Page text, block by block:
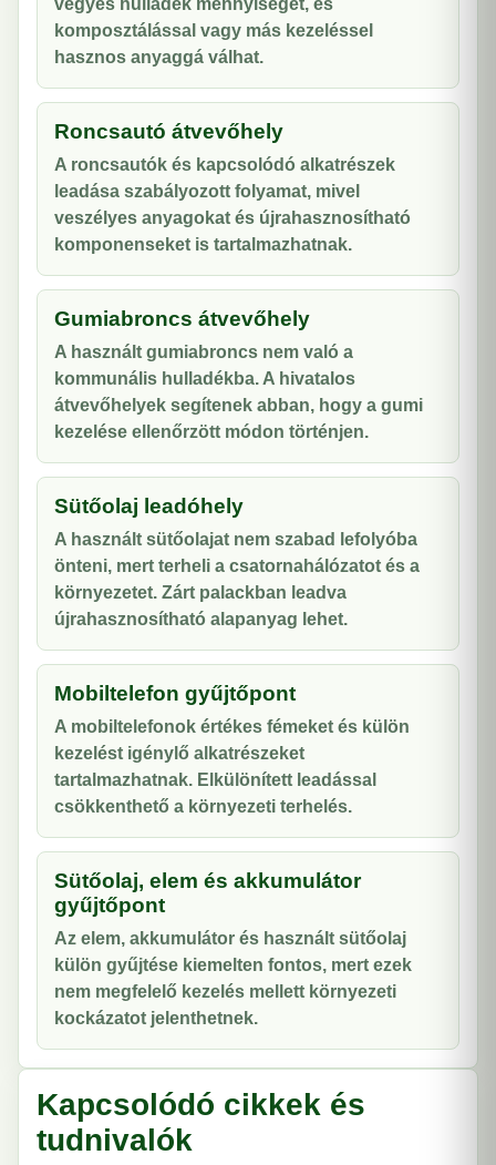
vegyes hulladék mennyiségét, és
komposztálással vagy más kezeléssel
hasznos anyaggá válhat.
Roncsautó átvevőhely
A roncsautók és kapcsolódó alkatrészek
leadása szabályozott folyamat, mivel
veszélyes anyagokat és újrahasznosítható
komponenseket is tartalmazhatnak.
Gumiabroncs átvevőhely
A használt gumiabroncs nem való a
kommunális hulladékba. A hivatalos
átvevőhelyek segítenek abban, hogy a gumi
kezelése ellenőrzött módon történjen.
Sütőolaj leadóhely
A használt sütőolajat nem szabad lefolyóba
önteni, mert terheli a csatornahálózatot és a
környezetet. Zárt palackban leadva
újrahasznosítható alapanyag lehet.
Mobiltelefon gyűjtőpont
A mobiltelefonok értékes fémeket és külön
kezelést igénylő alkatrészeket
tartalmazhatnak. Elkülönített leadással
csökkenthető a környezeti terhelés.
Sütőolaj, elem és akkumulátor
gyűjtőpont
Az elem, akkumulátor és használt sütőolaj
külön gyűjtése kiemelten fontos, mert ezek
nem megfelelő kezelés mellett környezeti
kockázatot jelenthetnek.
Kapcsolódó cikkek és
tudnivalók